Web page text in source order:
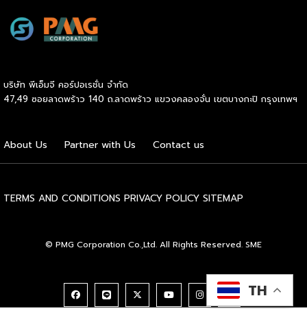
บริษัท พีเอ็มจี คอร์ปอเรชั่น จำกัด
47,49 ซอยลาดพร้าว 140 ถ.ลาดพร้าว แขวงคลองจั่น เขตบางกะปิ กรุงเทพฯ
About Us Partner with Us Contact us
TERMS AND CONDITIONS PRIVACY POLICY SITEMAP
© PMG Corporation Co.,Ltd. All Rights Reserved. SME
TH